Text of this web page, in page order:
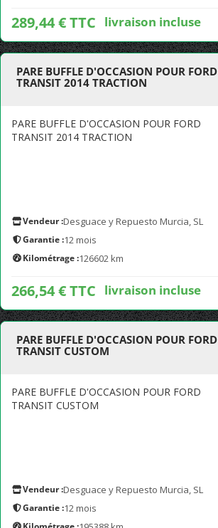
289,44 € TTC livraison incluse
PARE BUFFLE D'OCCASION POUR FORD
TRANSIT 2014 TRACTION
PARE BUFFLE D'OCCASION POUR FORD
TRANSIT 2014 TRACTION
Vendeur :Desguace y Repuesto Murcia, SL
Garantie :12 mois
Kilométrage :126602 km
266,54 € TTC livraison incluse
PARE BUFFLE D'OCCASION POUR FORD
TRANSIT CUSTOM
PARE BUFFLE D'OCCASION POUR FORD
TRANSIT CUSTOM
Vendeur :Desguace y Repuesto Murcia, SL
Garantie :12 mois